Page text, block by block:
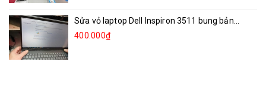
Sửa vỏ laptop Dell Inspiron 3511 bung bản...
400.000₫